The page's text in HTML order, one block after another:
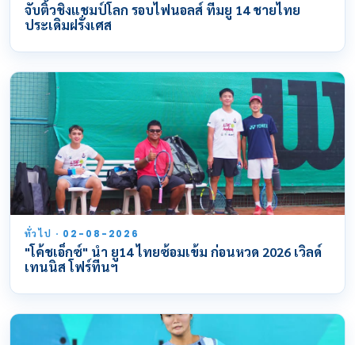
จับติ้วชิงแชมป์โลก รอบไฟนอลส์ ทีมยู 14 ชายไทย
ประเดิมฝรั่งเศส
ทั่วไป · 02-08-2026
"โค้ชเอ็กซ์" นำ ยู14 ไทยซ้อมเข้ม ก่อนหวด 2026 เวิลด์
เทนนิส โฟร์ทีนฯ